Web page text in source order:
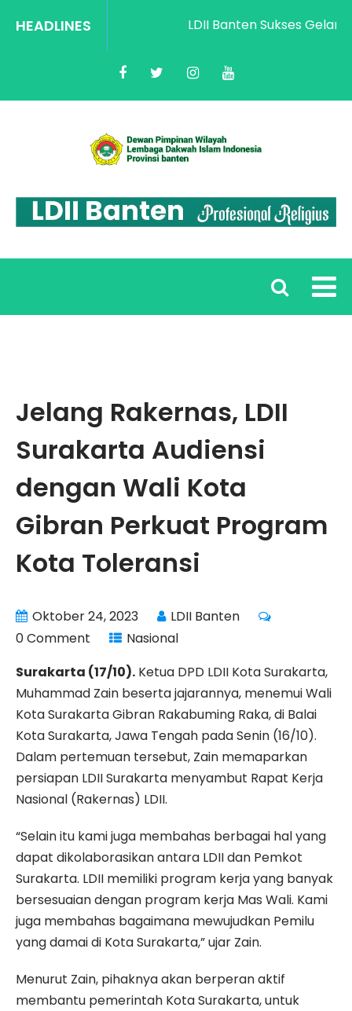
HEADLINES LDII Banten Sukses Gelar
Jelang Rakernas, LDII
Surakarta Audiensi
dengan Wali Kota
Gibran Perkuat Program
Kota Toleransi
Oktober 24, 2023
LDII Banten
0 Comment
Nasional
Surakarta (17/10). Ketua DPD LDII Kota Surakarta,
Muhammad Zain beserta jajarannya, menemui Wali
Kota Surakarta Gibran Rakabuming Raka, di Balai
Kota Surakarta, Jawa Tengah pada Senin (16/10).
Dalam pertemuan tersebut, Zain memaparkan
persiapan LDII Surakarta menyambut Rapat Kerja
Nasional (Rakernas) LDII.
“Selain itu kami juga membahas berbagai hal yang
dapat dikolaborasikan antara LDII dan Pemkot
Surakarta. LDII memiliki program kerja yang banyak
bersesuaian dengan program kerja Mas Wali. Kami
juga membahas bagaimana mewujudkan Pemilu
yang damai di Kota Surakarta,” ujar Zain.
Menurut Zain, pihaknya akan berperan aktif
membantu pemerintah Kota Surakarta, untuk